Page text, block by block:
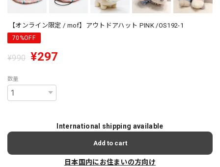
【オンライン限定 / mof】アウトドアハット PINK /OS192-1
70%OFF
¥990 ¥297
数量
International shipping available
Add to cart
日本国内にお住まいの方向け